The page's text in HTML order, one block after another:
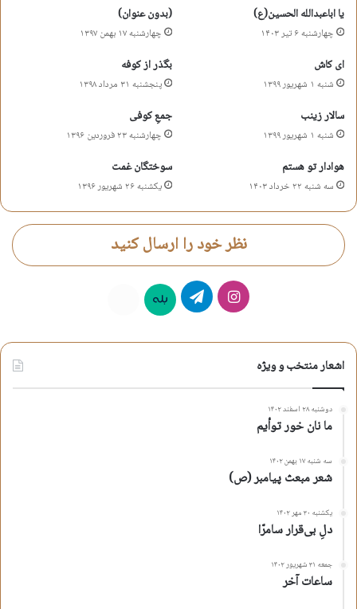
اسماعیل روستائی شعر آیینی
شعر روضه
شعر مذهبی
شعر مناجات با خدا
ماه رمضان
کپی آدرس کوتاه
یا اباعبدالله الحسین(ع)
چهارشنبه ۶ تیر ۱۴۰۳
(بدون عنوان)
چهارشنبه ۱۷ بهمن ۱۳۹۷
ای کاش
شنبه ۱ شهریور ۱۳۹۹
بگذر از کوفه
پنجشنبه ۳۱ مرداد ۱۳۹۸
سالار زینب
شنبه ۱ شهریور ۱۳۹۹
جمعِ کوفی
چهارشنبه ۲۳ فروردین ۱۳۹۶
هوادار تو هستم
سه شنبه ۲۲ خرداد ۱۴۰۳
سوختگان غمت
یکشنبه ۲۶ شهریور ۱۳۹۶
نظر خود را ارسال کنید
اینستاگرامتلگرام بله
اشعار منتخب و ویژه
دوشنبه ۲۸ اسفند ۱۴۰۲
ما نان خور توأیم
سه شنبه ۱۷ بهمن ۱۴۰۲
شعر مبعث پیامبر (ص)
یکشنبه ۳۰ مهر ۱۴۰۲
دلِ بی‌قرار سامرّا
جمعه ۳۱ شهریور ۱۴۰۲
ساعات آخر